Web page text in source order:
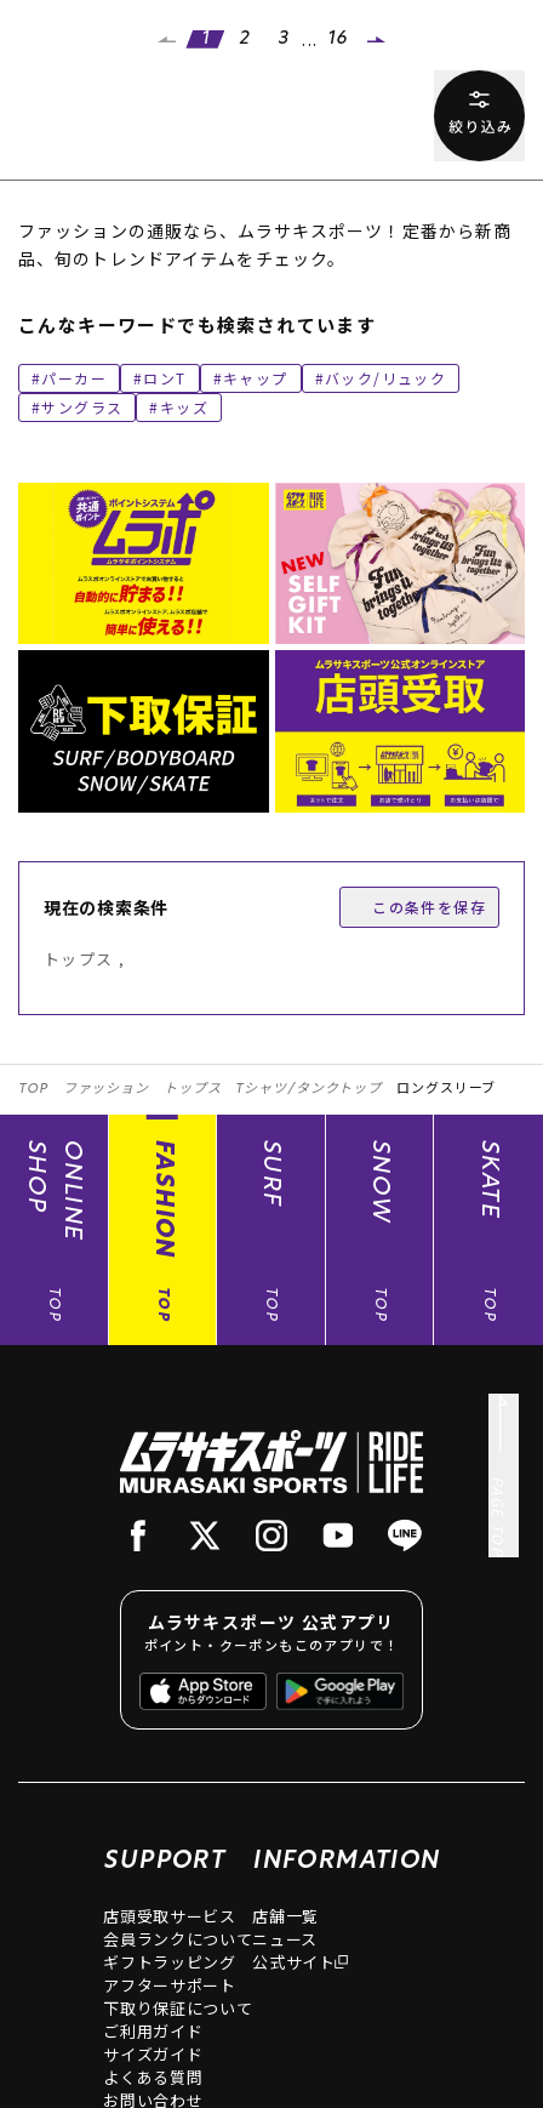
1 2 3 ... 16
ファッションの通販なら、ムラサキスポーツ！定番から新商
品、旬のトレンドアイテムをチェック。
こんなキーワードでも検索されています
パーカー ロンT キャップ
バック/リュック
サングラス
キッズ
現在の検索条件 この条件を保存
トップス ,
TOP ファッション トップス Tシャツ/タンクトップ ロングスリーブ
ONLINE
SHOP
TOP
FASHION
TOP
SURF
TOP
SNOW
TOP
SKATE
TOP
ムラサキスポーツ 公式アプリ
ポイント・クーポンもこのアプリで！
SUPPORT
店頭受取サービス
会員ランクについて
ギフトラッピング
アフターサポート
下取り保証について
ご利用ガイド
サイズガイド
よくある質問
お問い合わせ
INFORMATION
店舗一覧
ニュース
公式サイト